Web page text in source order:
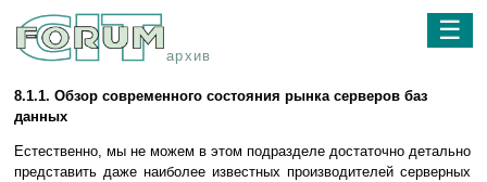
архив
☰
8.1.1. Обзор современного состояния рынка серверов баз
данных
Естественно, мы не можем в этом подразделе достаточно детально
представить даже наиболее известных производителей серверных